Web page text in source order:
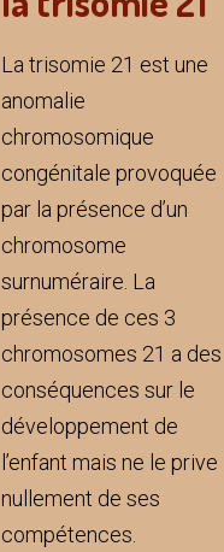
La trisomie 21 est une
anomalie
chromosomique
congénitale provoquée
par la présence d’un
chromosome
surnuméraire. La
présence de ces 3
chromosomes 21 a des
conséquences sur le
développement de
l’enfant mais ne le prive
nullement de ses
compétences.